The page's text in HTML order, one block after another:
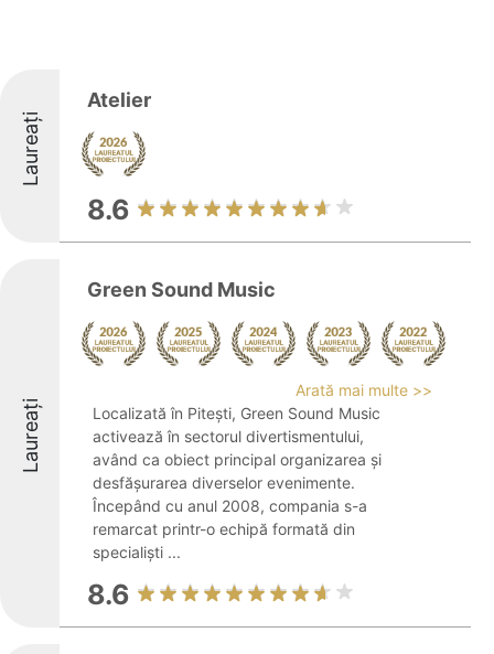
Laureați
Atelier
8.6
Laureați
Green Sound Music
Arată mai multe >>
Localizată în Pitești, Green Sound Music
activează în sectorul divertismentului,
având ca obiect principal organizarea și
desfășurarea diverselor evenimente.
Începând cu anul 2008, compania s-a
remarcat printr-o echipă formată din
specialiști ...
8.6